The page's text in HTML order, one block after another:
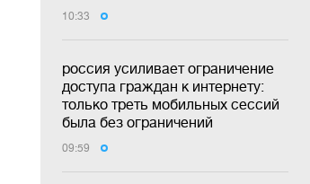
10:33
россия усиливает ограничение
доступа граждан к интернету:
только треть мобильных сессий
была без ограничений
09:59